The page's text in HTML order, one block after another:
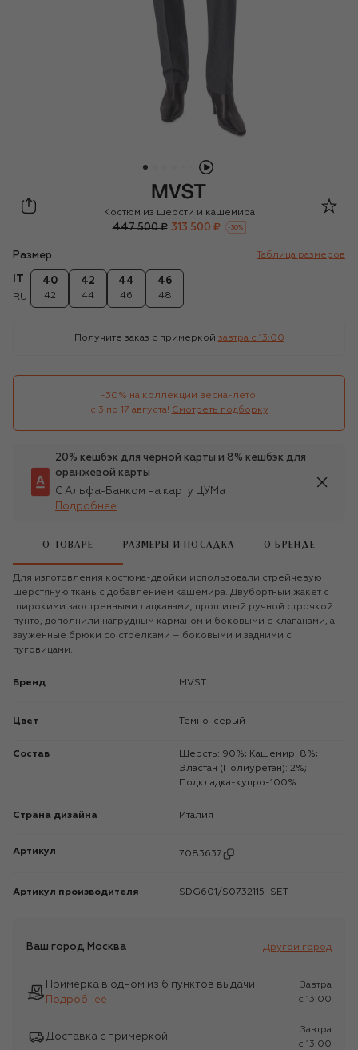
MVST
Костюм из шерсти и кашемира
447 500 ₽ 313 500 ₽ -30%
Размер Таблица размеров
RU
40
42
42
44
44
46
46
48
Получите заказ с примеркой завтра c 13:00
-30% на коллекции весна-лето
с 3 по 17 августа! Смотреть подборку
20% кешбэк для чёрной карты и 8% кешбэк для
оранжевой карты
С Альфа-Банком на карту ЦУМа
Подробнее
О ТОВАРЕ РАЗМЕРЫ И ПОСАДКА О БРЕНДЕ
Для изготовления костюма-двойки использовали стрейчевую
шерстяную ткань с добавлением кашемира. Двубортный жакет с
широкими заостренными лацканами, прошитый ручной строчкой
пунто, дополнили нагрудным карманом и боковыми с клапанами, а
зауженные брюки со стрелками – боковыми и задними с
пуговицами.
Бренд MVST
Цвет Темно-серый
Состав
Шерсть: 90%; Кашемир: 8%;
Эластан (Полиуретан): 2%;
Подкладка-купро-100%
Страна дизайна Италия
Артикул 7083637
Артикул производителя SDG601/S0732115_SET
Ваш город Москва Другой город
Примерка в одном из 6 пунктов выдачи
Подробнее
Завтра
c 13:00
Доставка с примеркой
Завтра
c 13:00